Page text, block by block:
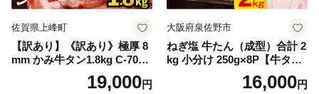
佐賀県上峰町
【訳あり】《訳あり》極厚 8
mm かみ牛タン1.8kg C-709-
19,000円
大阪府泉佐野市
ねぎ塩 牛たん（成型）合計 2
kg 小分け 250g×8P【牛タン
牛肉 焼肉用 薄切り 訳あり サ
16,000円